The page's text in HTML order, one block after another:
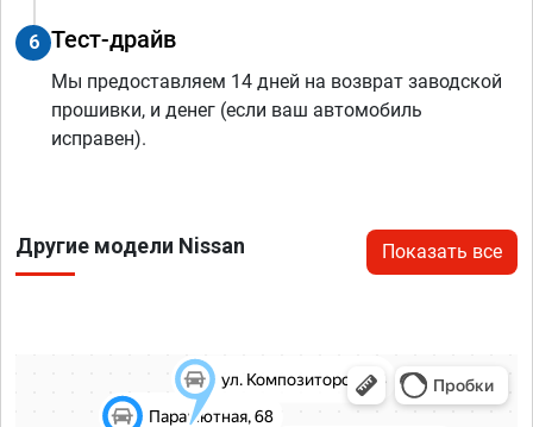
6 Тест-драйв
Мы предоставляем 14 дней на возврат заводской
прошивки, и денег (если ваш автомобиль
исправен).
Другие модели Nissan Показать все